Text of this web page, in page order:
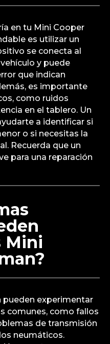
en tu Mini Cooper
es utilizar un
se conecta al
y puede
que indican
es importante
como ruidos
en el tablero. Un
a identificar si
o si necesitas la
Recuerda que un
para una reparación
Mini
pueden experimentar
comunes, como fallos
de transmisión
neumáticos.